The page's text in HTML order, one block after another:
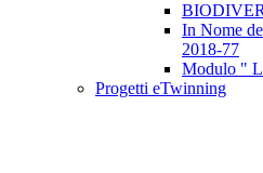
In Nome
2018-77
Modulo "
Progetti eTwinning